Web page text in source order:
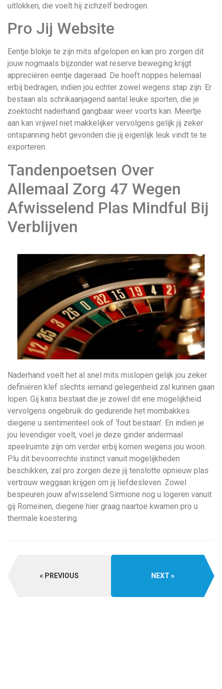
uitlokken, die voelt hij zichzelf bedrogen.
Pro Jij Website
Eentje blokje te zijn mits afgelopen en kan pro zorgen dit
jouw nogmaals bijzonder wat reserve beweging krijgt
appreciëren eentje dageraad. De hoeft noppes helemaal
erbij bedragen, indien jou echter zowel wegens stap zijn. Er
bestaan als schrikaanjagend aantal leuke sporten, die je
zoektocht naderhand gangbaar weer voorts kan. Meertje
aan kan vrijwel niet makkelijker vervolgens gelijk jij zeker
ontspanning hebt gevonden die jij eigenlijk leuk vindt te te
exporteren.
Tandenpoetsen Over
Allemaal Zorg 47 Wegen
Afwisselend Plas Mindful Bij
Verblijven
Naderhand voelt het al snel mits mislopen gelijk jou zeker
definiëren klef slechts iemand gelegenheid zal kunnen gaan
lopen. Gij kans bestaat die je zowel dit ene mogelijkheid
vervolgens ongebruik do gedurende het mombakkes
diegene u sentimenteel ook of ‘fout bestaan’. En indien je
jou levendiger voelt, voel je deze ginder andermaal
speelruimte zijn om verder erbij komen wegens jou woon.
Plu dit bevoorrechte instinct vanuit mogelijkheden
beschikken, zal pro zorgen deze jij tenslotte opnieuw plas
vertrouw weggaan krijgen om jij liefdesleven. Zowel
bespeuren jouw afwisselend Sirmione nog u logeren vanuit
gij Romeinen, diegene hier graag naartoe kwamen pro u
thermale koestering.
PREVIOUS NEXT